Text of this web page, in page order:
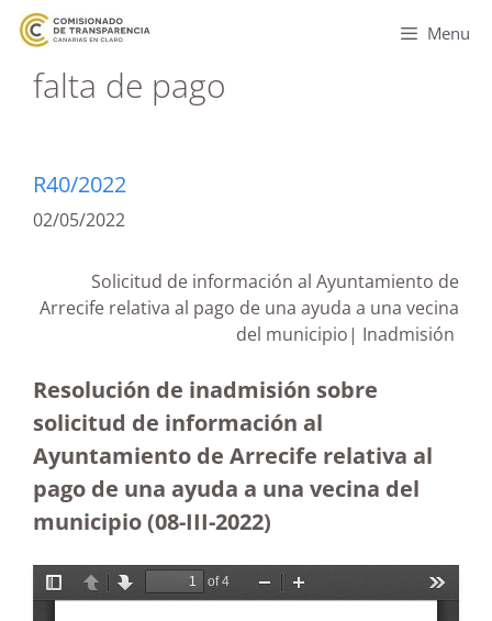
Menu
falta de pago
R40/2022
02/05/2022
Solicitud de información al Ayuntamiento de
Arrecife relativa al pago de una ayuda a una vecina
del municipio| Inadmisión
Resolución de inadmisión sobre
solicitud de información al
Ayuntamiento de Arrecife relativa al
pago de una ayuda a una vecina del
municipio (08-III-2022)